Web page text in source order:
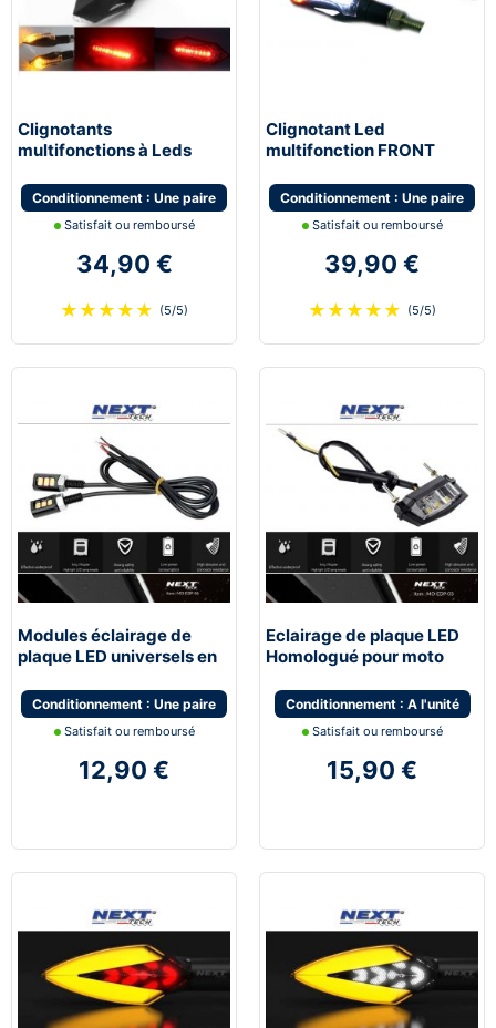
Clignotants
multifonctions à Leds
feu de position
Conditionnement : Une paire
Satisfait ou remboursé
34,90 €
★ ★ ★ ★ ★ (5/5)
Clignotant Led
multifonction FRONT
moto scooter quad
Conditionnement : Une paire
Satisfait ou remboursé
39,90 €
★ ★ ★ ★ ★ (5/5)
Modules éclairage de
plaque LED universels en
Conditionnement : Une paire
Satisfait ou remboursé
12,90 €
Eclairage de plaque LED
Homologué pour moto
Conditionnement : A l'unité
Satisfait ou remboursé
15,90 €